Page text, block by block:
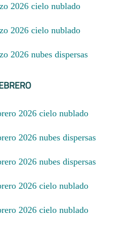
2026 cielo nublado
2026 cielo nublado
2026 nubes dispersas
2026 cielo nublado
2026 nubes dispersas
2026 nubes dispersas
2026 cielo nublado
2026 cielo nublado